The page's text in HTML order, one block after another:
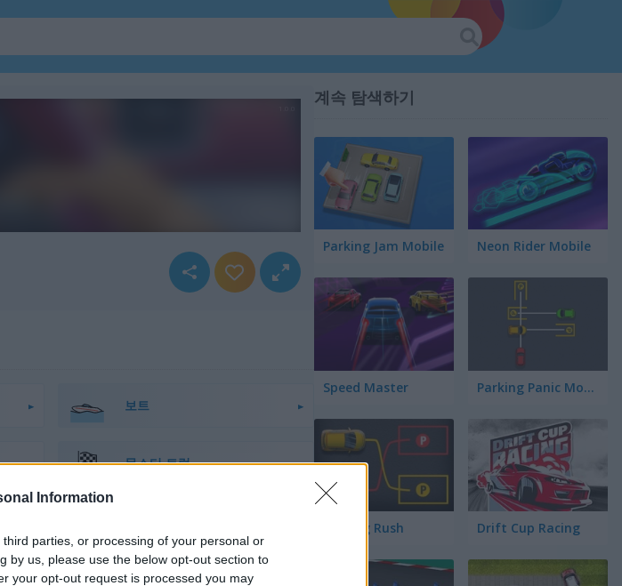
Information
parties, or processing of your personal or
by us, please use the below opt-out section to
your opt-out request is processed you may
보트
몬스터 트럭
계속 탐색하기
Parking Jam Mobile Neon Rider Mobile
Speed Master Parking Panic Mobile
Parking Rush Drift Cup Racing